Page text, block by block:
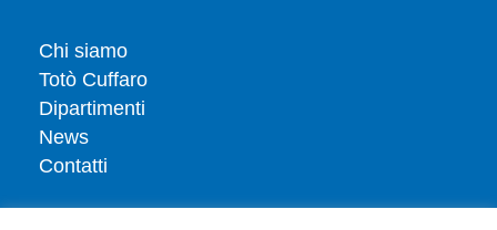
Chi siamo
Totò Cuffaro
Dipartimenti
News
Contatti